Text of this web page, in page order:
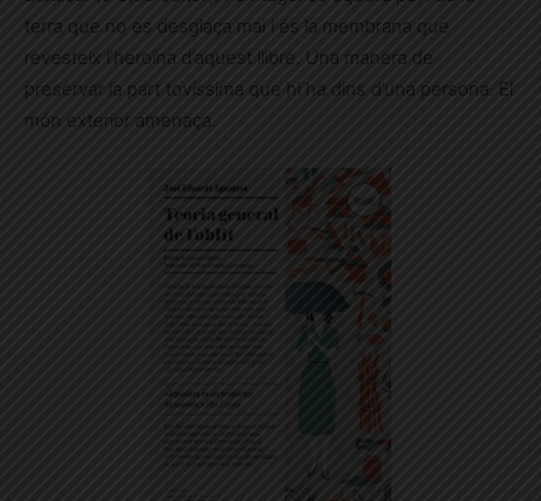
terra que no es desglaça mai i és la membrana que
revesteix l’heroïna d’aquest llibre. Una manera de
preservar la part tovíssima que hi ha dins d’una persona. El
món exterior amenaça.